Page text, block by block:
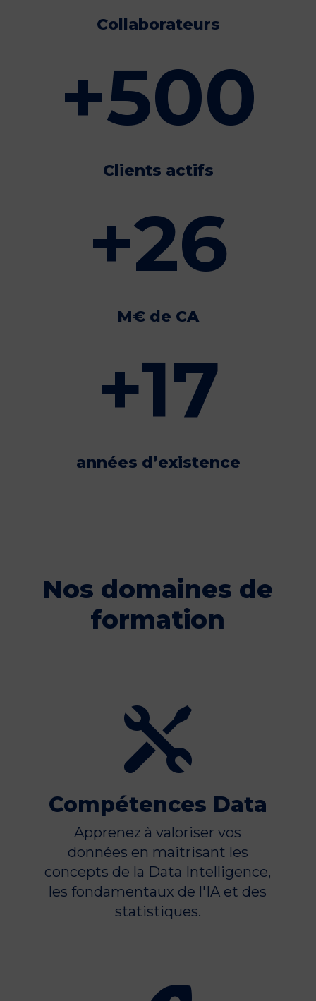
Collaborateurs
+500
Clients actifs
+26
M€ de CA
+17
années d’existence
Nos domaines de
formation

Compétences Data
Apprenez à valoriser vos
données en maitrisant les
concepts de la Data Intelligence,
les fondamentaux de l'IA et des
statistiques.